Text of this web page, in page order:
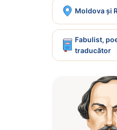
Moldova și
Fabulist,
traducător